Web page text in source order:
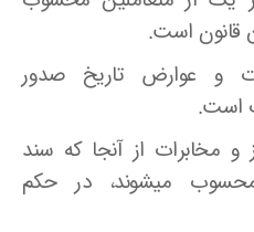
قانون است.
و عوارض تاریخ صدور
است.
مخابرات از آنجا که سند
میشوند، در حکم